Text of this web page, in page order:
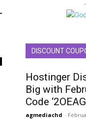
DISCOUNT
Hostinger
Big with
Code
agmediachd -